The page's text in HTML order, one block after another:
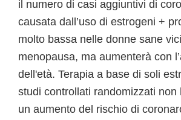
il numero di casi aggiuntivi di
causata dall’uso di estrogeni +
molto bassa nelle donne sane
menopausa, ma aumenterà con
dell'età. Terapia a base di soli
studi controllati randomizzati non
un aumento del rischio di